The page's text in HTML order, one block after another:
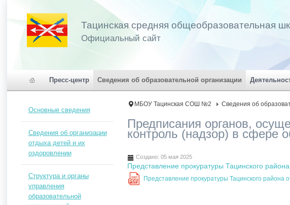
Тацинская средняя общеобразовательная
Официальный сайт
Пресс-центр Сведения об образовательной организации
МБОУ Тацинская СОШ №2 Сведения об
Предписания органов,
контроль (надзор) в сфере
Создано: 05 мая 2025
Представление прокуратуры Тацинского
PDF Представление прокуратуры Тацинского
Основные сведения
Сведения об организации
отдыха детей и их
оздоровлении
Структура и органы
управления
образовательной